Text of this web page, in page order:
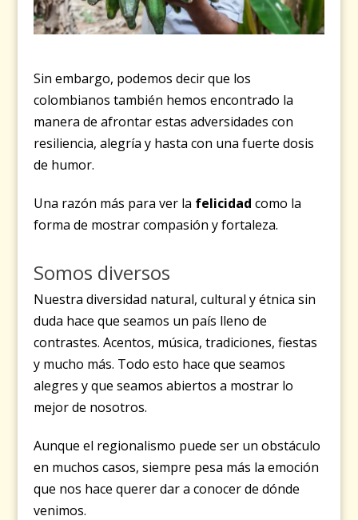
Sin embargo, podemos decir que los
colombianos también hemos encontrado la
manera de afrontar estas adversidades con
resiliencia, alegría y hasta con una fuerte dosis
de humor.
Una razón más para ver la felicidad como la
forma de mostrar compasión y fortaleza.
Somos diversos
Nuestra diversidad natural, cultural y étnica sin
duda hace que seamos un país lleno de
contrastes. Acentos, música, tradiciones, fiestas
y mucho más. Todo esto hace que seamos
alegres y que seamos abiertos a mostrar lo
mejor de nosotros.
Aunque el regionalismo puede ser un obstáculo
en muchos casos, siempre pesa más la emoción
que nos hace querer dar a conocer de dónde
venimos.